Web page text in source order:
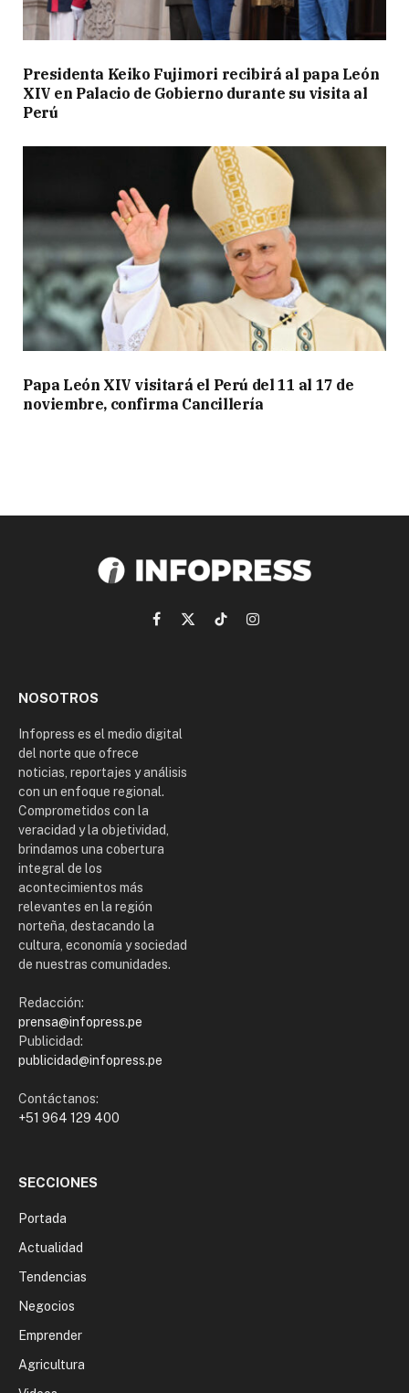
Presidenta Keiko Fujimori recibirá al papa León
XIV en Palacio de Gobierno durante su visita al
Perú
Papa León XIV visitará el Perú del 11 al 17 de
noviembre, confirma Cancillería
Facebook
X
TikTokInstagram
NOSOTROS
Infopress es el medio digital
del norte que ofrece
noticias, reportajes y análisis
con un enfoque regional.
Comprometidos con la
veracidad y la objetividad,
brindamos una cobertura
integral de los
acontecimientos más
relevantes en la región
norteña, destacando la
cultura, economía y sociedad
de nuestras comunidades.
Redacción:
prensa@infopress.pe
Publicidad:
publicidad@infopress.pe
Contáctanos:
+51 964 129 400
SECCIONES
Portada
Actualidad
Tendencias
Negocios
Emprender
Agricultura